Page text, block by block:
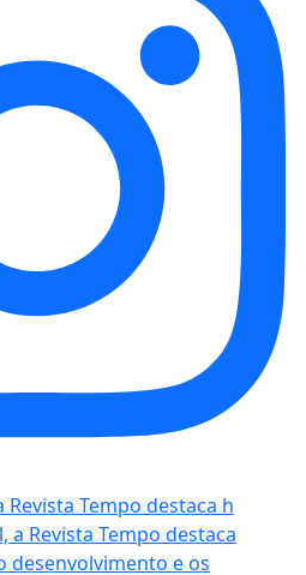
Revista Tempo destaca h